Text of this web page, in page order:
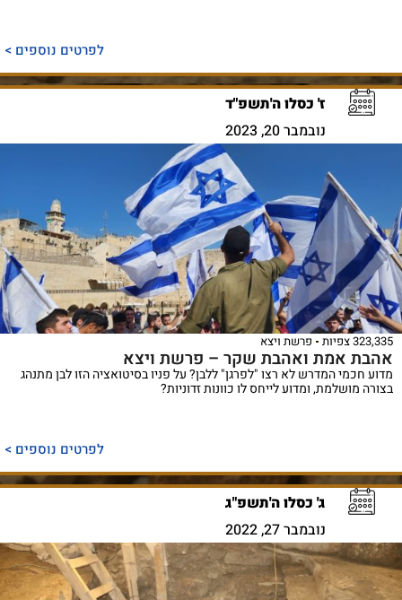
לפרטים נוספים >
ז' כסלו ה'תשפ"ד
נובמבר 20, 2023
323,335 צפיות פרשת ויצא
אהבת אמת ואהבת שקר – פרשת ויצא
מדוע חכמי המדרש לא רצו "לפרגן" ללבן? על פניו בסיטואציה הזו לבן מתנהג
בצורה מושלמת, ומדוע לייחס לו כוונות זדוניות?
לפרטים נוספים >
ג' כסלו ה'תשפ"ג
נובמבר 27, 2022